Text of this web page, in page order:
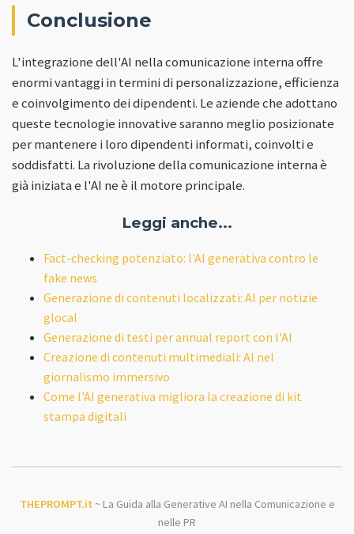
Conclusione
L'integrazione dell'AI nella comunicazione interna offre
enormi vantaggi in termini di personalizzazione, efficienza
e coinvolgimento dei dipendenti. Le aziende che adottano
queste tecnologie innovative saranno meglio posizionate
per mantenere i loro dipendenti informati, coinvolti e
soddisfatti. La rivoluzione della comunicazione interna è
già iniziata e l'AI ne è il motore principale.
Leggi anche...
Fact-checking potenziato: l'AI generativa contro le
fake news
Generazione di contenuti localizzati: AI per notizie
glocal
Generazione di testi per annual report con l'AI
Creazione di contenuti multimediali: AI nel
giornalismo immersivo
Come l'AI generativa migliora la creazione di kit
stampa digitali
THEPROMPT.it ~ La Guida alla Generative AI nella Comunicazione e
nelle PR